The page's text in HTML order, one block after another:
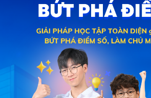
yêu cầu bạn có thể nhớ và tái hiện lại
kiểm tra kỹ năng giải thích, bao quát, tóm
bạn có khả năng thực hành kiến thức
khoa cơ bản.